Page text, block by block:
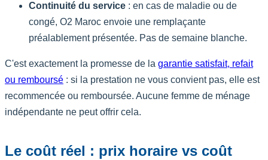
Continuité du service : en cas de maladie ou de
congé, O2 Maroc envoie une remplaçante
préalablement présentée. Pas de semaine blanche.
C'est exactement la promesse de la garantie satisfait, refait
ou remboursé : si la prestation ne vous convient pas, elle est
recommencée ou remboursée. Aucune femme de ménage
indépendante ne peut offrir cela.
Le coût réel : prix horaire vs coût